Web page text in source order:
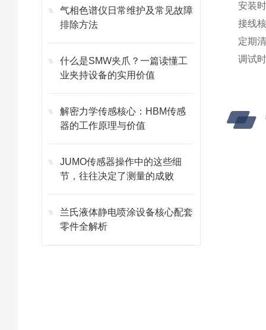
气相色谱仪日常维护及常见故障
排除方法
什么是SMW夹爪？一篇读懂工
业夹持设备的实用价值
解密力学传感核心：HBM传感
器的工作原理与价值
JUMO传感器操作中的这些细
节，往往决定了测量的成败
兰氏液体静电喷涂设备核心配套
零件全解析
安装
接线
定期
调试